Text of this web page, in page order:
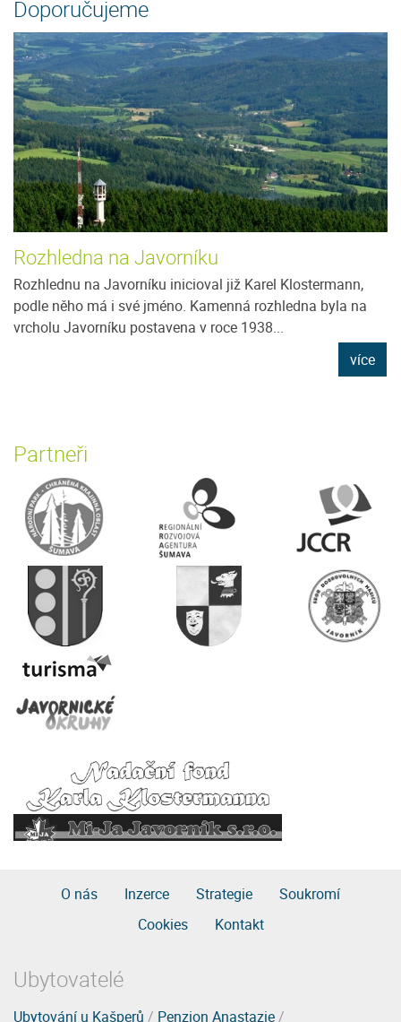
Doporučujeme
Rozhledna na Javorníku
Rozhlednu na Javorníku inicioval již Karel Klostermann,
podle něho má i své jméno. Kamenná rozhledna byla na
vrcholu Javorníku postavena v roce 1938...
více
Partneři
O nás Inzerce Strategie
Soukromí
Cookies
Kontakt
Ubytovatelé
Ubytování u Kašperů / Penzion Anastazie/